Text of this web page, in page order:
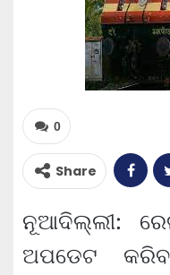
0
Share
ନୂଆଦିଲ୍ଲୀ:
ଅପଡେଟ